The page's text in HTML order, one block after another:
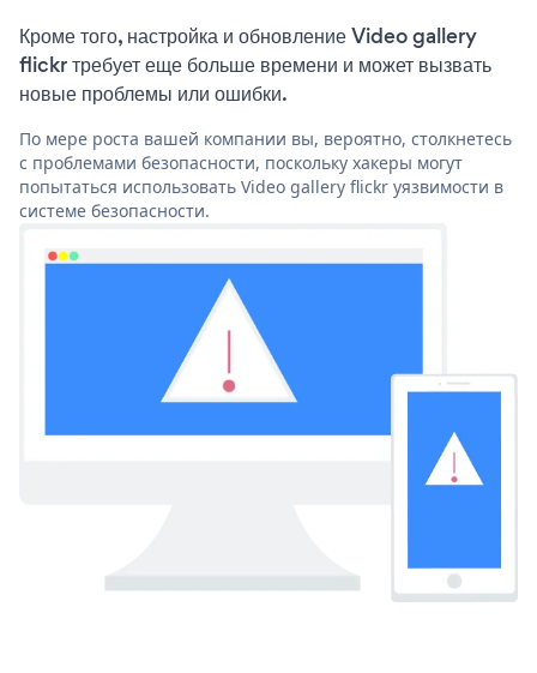
Кроме того, настройка и обновление Video gallery
flickr требует еще больше времени и может вызвать
новые проблемы или ошибки.
По мере роста вашей компании вы, вероятно, столкнетесь
с проблемами безопасности, поскольку хакеры могут
попытаться использовать Video gallery flickr уязвимости в
системе безопасности.